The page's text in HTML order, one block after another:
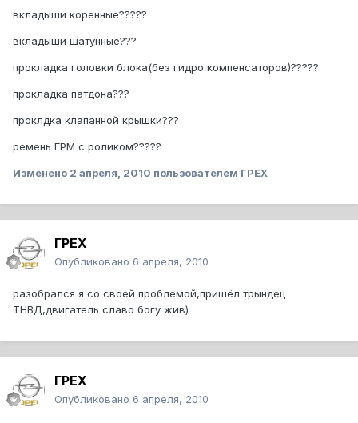
вкладыши коренные?????
вкладыши шатунные???
прокладка головки блока(без гидро компенсаторов)?????
прокладка патдона???
проклдка клапанной крышки???
ремень ГРМ с роликом?????
Изменено 2 апреля, 2010 пользователем ГРЕХ
ГРЕХ
Опубликовано 6 апреля, 2010
разобрался я со своей проблемой,пришёл трындец
ТНВД,двигатель славо богу жив)
ГРЕХ
Опубликовано 6 апреля, 2010